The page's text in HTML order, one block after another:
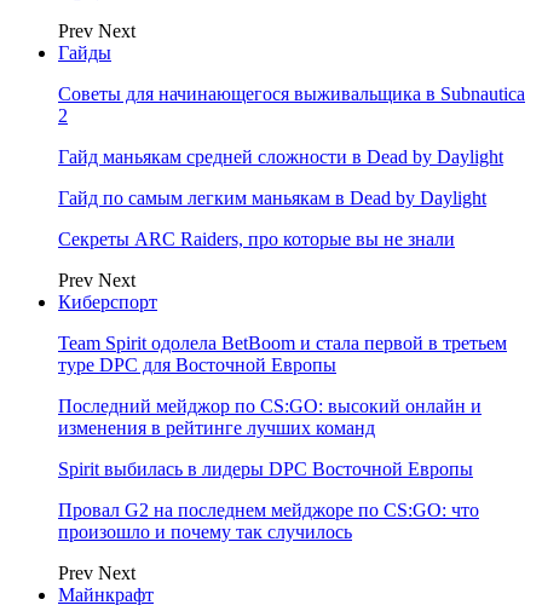
Prev Next
Гайды
Советы для начинающегося выживальщика в Subnautica
2
Гайд маньякам средней сложности в Dead by Daylight
Гайд по самым легким маньякам в Dead by Daylight
Секреты ARC Raiders, про которые вы не знали
Prev Next
Киберспорт
Team Spirit одолела BetBoom и стала первой в третьем
туре DPC для Восточной Европы
Последний мейджор по CS:GO: высокий онлайн и
изменения в рейтинге лучших команд
Spirit выбилась в лидеры DPC Восточной Европы
Провал G2 на последнем мейджоре по CS:GO: что
произошло и почему так случилось
Prev Next
Майнкрафт